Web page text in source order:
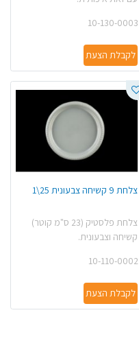
10-130-0003
לקבלת הצעת
צלחת 9 קשיחה צבעונית 25\1
צלחת פלסטיק (23 ס"מ קוטר)
קשיחה וצבעונית.
10-110-0002
לקבלת הצעת